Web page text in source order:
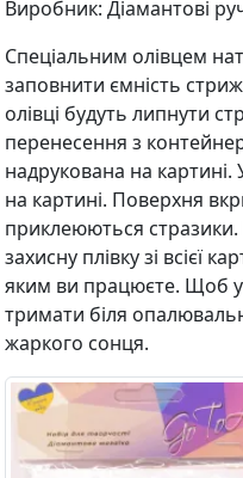
Виробник: Діамантові
Спеціальним олівцем
заповнити ємність
олівці будуть липнути
перенесення з
надрукована на
на картині. Поверхня
приклеюються
захисну плівку зі всієї
яким ви працюєте. Щоб
тримати біля
жаркого сонця.